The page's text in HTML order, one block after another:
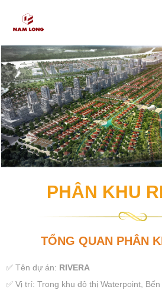
PHÂN KHU
TỔNG QUAN PHÂN
✅️ Tên dự án: RIVERA
✅️ Vị trí: Trong khu đô thị Waterpoint,